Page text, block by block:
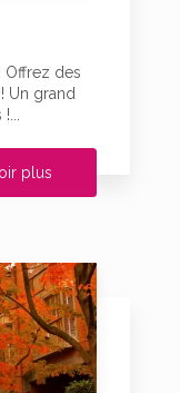
Offrez des
Un grand
plus